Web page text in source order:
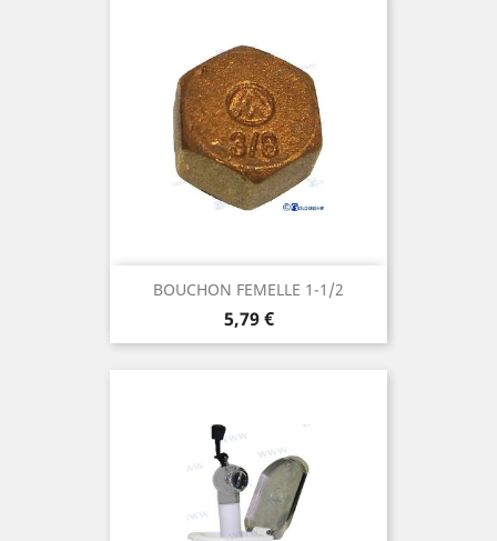
BOUCHON FEMELLE 1-1/2
Prix
5,79 €